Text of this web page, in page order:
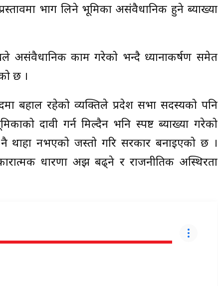
भाग लिने भूमिका असंवैधानिक हुने ब्याख्या
असंवैधानिक काम गरेको भन्दै ध्यानाकर्षण समेत
छ ।
बहाल रहेको व्यक्तिले प्रदेश सभा सदस्यको पनि
दावी गर्न मिल्दैन भनि स्पष्ट ब्याख्या गरेको
नै थाहा नभएको जस्तो गरि सरकार बनाइएको छ ।
धारणा अझ बढ्ने र राजनीतिक अस्थिरता